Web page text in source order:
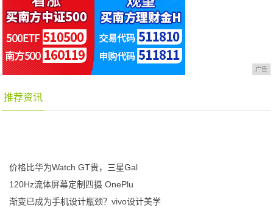
广告
推荐资讯
价格比华为Watch GT贵，三星Gal
120Hz流体屏幕定制四摄 OnePlu
渐变已成为手机设计瓶颈？vivo设计美学